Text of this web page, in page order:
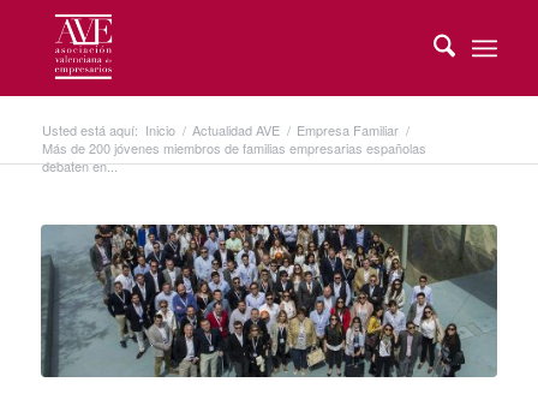
Usted está aquí: Inicio / Actualidad AVE / Empresa Familiar /
Más de 200 jóvenes miembros de familias empresarias españolas
debaten en...